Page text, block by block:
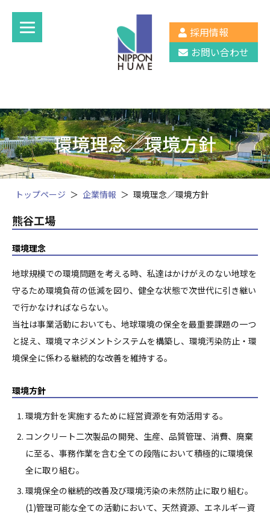
採用情報
お問い合わせ
環境理念／環境方針
トップページ 企業情報 環境理念／環境方針
熊谷工場
環境理念
地球規模での環境問題を考える時、私達はかけがえのない地球を
守るため環境負荷の低減を図り、健全な状態で次世代に引き継い
で行かなければならない。
当社は事業活動においても、地球環境の保全を最重要課題の一つ
と捉え、環境マネジメントシステムを構築し、環境汚染防止・環
境保全に係わる継続的な改善を維持する。
環境方針
環境方針を実施するために経営資源を有効活用する。
コンクリート二次製品の開発、生産、品質管理、消費、廃棄
に至る、事務作業を含む全ての段階において積極的に環境保
全に取り組む。
環境保全の継続的改善及び環境汚染の未然防止に取り組む。
(1)管理可能な全ての活動において、天然資源、エネルギー資